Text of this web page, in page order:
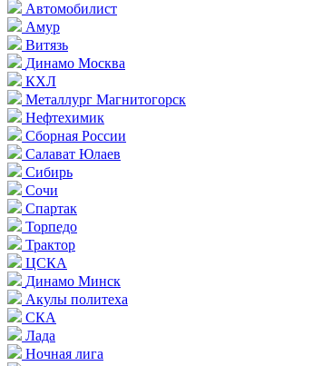
Автомобилист
Амур
Витязь
Динамо Москва
КХЛ
Металлург Магнитогорск
Нефтехимик
Сборная России
Салават Юлаев
Сибирь
Сочи
Спартак
Торпедо
Трактор
ЦСКА
Динамо Минск
Акулы политеха
СКА
Лада
Ночная лига